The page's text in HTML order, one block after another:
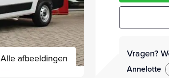
Alle afbeeldingen Vragen?
Annelotte